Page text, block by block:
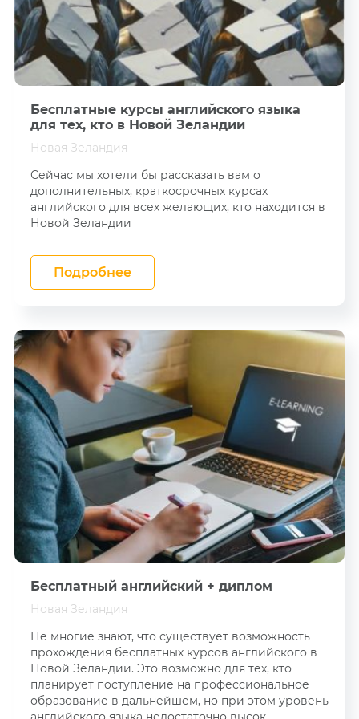
Технолог
Инженер
Бариста
Маркетолог
Повар
Дайвер
Медицинский
персонал
Преподаватель
Бизнес
Управление
проектами
Управление в сфере
здравоохранения
Биотехнология
Экологические
технологии
Агротехника
Английский язык
Строительство
Механика
Дорожные службы
Транспорт
Информационные
технологии
Здравоохранение
Социальная работа
рыбное производство
Астрономия
Искусство и музеи
Waikato University
Aspire2 International
AIS
NZIE
Weltec
The Campbell
Institute
Massage College
Southern Institute of
Technology (SIT)
Otago Polytechnic
University of Auckland
University of Otago
University of
Canterbury
Massey Universities
Lincoln University
New Zealand
Skydiving School
Nelson Marlborough
Institute of
Technology
College
Alpha Educational
Tasman International
Academies
Eastern Institute of
Technology (EIT)
Бесплатные курсы английского языка
для тех, кто в Новой Зеландии
Новая Зеландия
Сейчас мы хотели бы рассказать вам о
дополнительных, краткосрочных курсах
английского для всех желающих, кто находится в
Новой Зеландии
Подробнее
Бесплатный английский + диплом
Новая Зеландия
Не многие знают, что существует возможность
прохождения бесплатных курсов английского в
Новой Зеландии. Это возможно для тех, кто
планирует поступление на профессиональное
образование в дальнейшем, но при этом уровень